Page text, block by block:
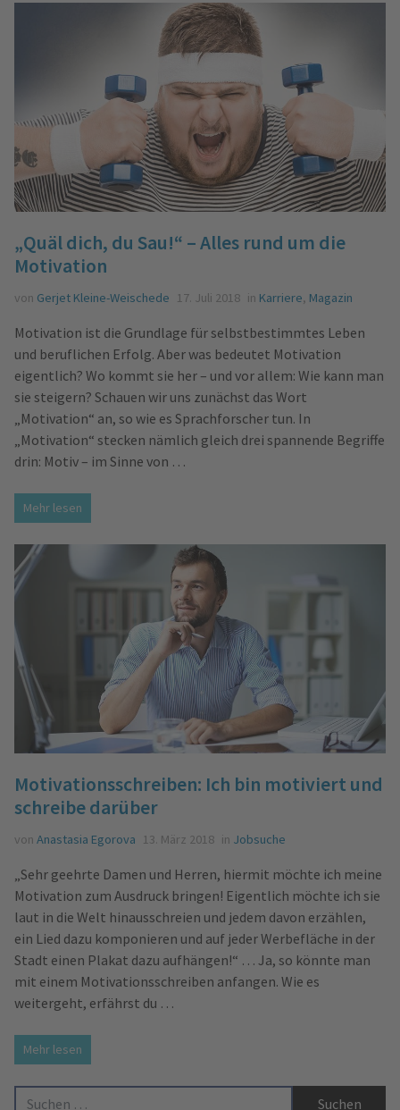
„Quäl dich, du Sau!“ – Alles rund um die
Motivation
von Gerjet Kleine-Weischede 17. Juli 2018 in Karriere, Magazin
Motivation ist die Grundlage für selbstbestimmtes Leben
und beruflichen Erfolg. Aber was bedeutet Motivation
eigentlich? Wo kommt sie her – und vor allem: Wie kann man
sie steigern? Schauen wir uns zunächst das Wort
„Motivation“ an, so wie es Sprachforscher tun. In
„Motivation“ stecken nämlich gleich drei spannende Begriffe
drin: Motiv – im Sinne von …
Mehr lesen
Motivationsschreiben: Ich bin motiviert und
schreibe darüber
von Anastasia Egorova 13. März 2018 in Jobsuche
„Sehr geehrte Damen und Herren, hiermit möchte ich meine
Motivation zum Ausdruck bringen! Eigentlich möchte ich sie
laut in die Welt hinausschreien und jedem davon erzählen,
ein Lied dazu komponieren und auf jeder Werbefläche in der
Stadt einen Plakat dazu aufhängen!“ … Ja, so könnte man
mit einem Motivationsschreiben anfangen. Wie es
weitergeht, erfährst du …
Mehr lesen
Suche nach: